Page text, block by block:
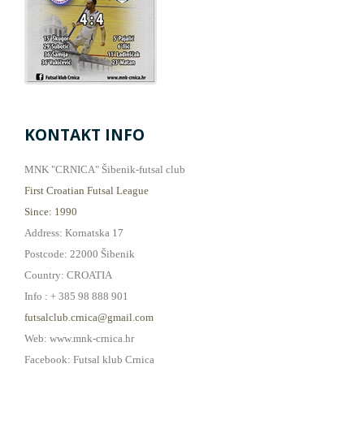
KONTAKT INFO
MNK "CRNICA" Šibenik-futsal club
First Croatian Futsal League
Since: 1990
Address: Kornatska 17
Postcode: 22000 Šibenik
Country: CROATIA
Info : + 385 98 888 901
futsalclub.crnica@gmail.com
Web: www.mnk-crnica.hr
Facebook: Futsal klub Crnica